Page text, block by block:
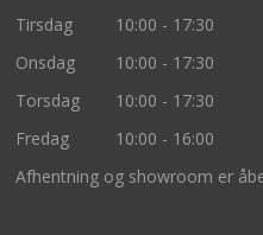
Tirsdag
10:00 - 17:30
Onsdag
10:00 - 17:30
Torsdag
10:00 - 17:30
Fredag
10:00 - 16:00
Afhentning og showroom er